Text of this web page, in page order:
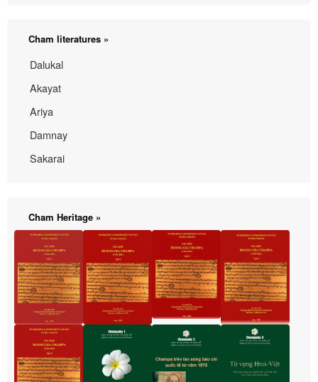
Cham literatures »
Dalukal
Akayat
Ariya
Damnay
Sakarai
Cham Heritage »